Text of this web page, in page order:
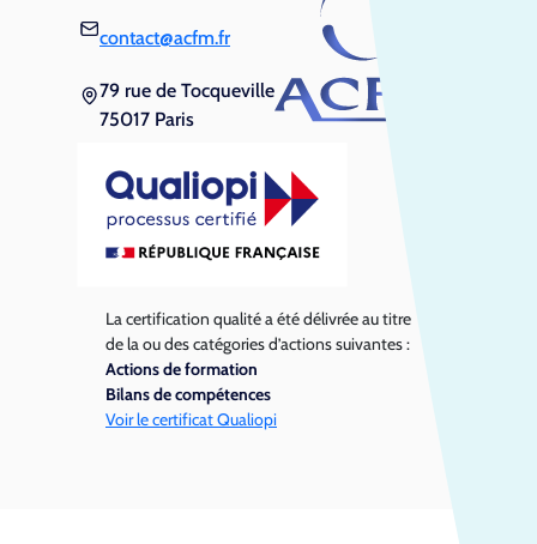
contact@acfm.fr
79 rue de Tocqueville
75017 Paris
La certification qualité a été délivrée au titre
de la ou des catégories d’actions suivantes :
Actions de formation
Bilans de compétences
Voir le certificat Qualiopi